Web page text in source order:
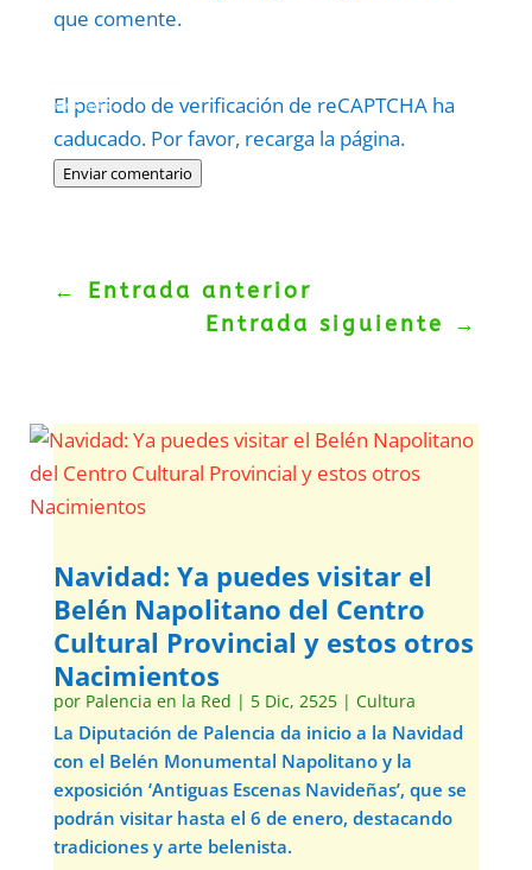
que comente.
El periodo de verificación de reCAPTCHA ha
caducado. Por favor, recarga la página.
Enviar comentario
Politica–Términos.
← Entrada anterior
Entrada siguiente
→
Navidad: Ya puedes visitar el
Belén Napolitano del Centro
Cultural Provincial y estos otros
Nacimientos
por Palencia en la Red | 5 Dic, 2525| Cultura
La Diputación de Palencia da inicio a la Navidad
con el Belén Monumental Napolitano y la
exposición ‘Antiguas Escenas Navideñas’, que se
podrán visitar hasta el 6 de enero, destacando
tradiciones y arte belenista.